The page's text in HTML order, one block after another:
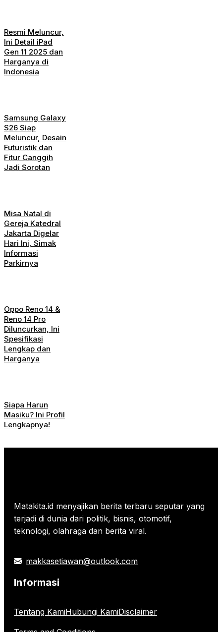
Resmi Meluncur,
Ini Detail iPad
Gen 11 2025 dan
Harganya di
Indonesia
Samsung Galaxy
S26 Siap
Meluncur, Desain
Futuristik dan
Fitur Canggih
Jadi Sorotan
Misa Natal di
Gereja Katedral
Jakarta Digelar
Hari Ini, Simak
Informasi
Parkirnya
Oppo Reno 14 &
Reno 14 Pro
Diluncurkan, Ini
Spesifikasi
Lengkap dan
Harganya
Siapa Harun
Masiku? Ini Profil
Lengkapnya!
Matakita.id menyajikan berita terbaru seputar yang
terjadi di dunia dari politik, bisnis, otomotif,
teknologi, olahraga dan berita viral.
makkasetiawan@outlook.com
Informasi
Tentang KamiHubungi KamiDisclaimer